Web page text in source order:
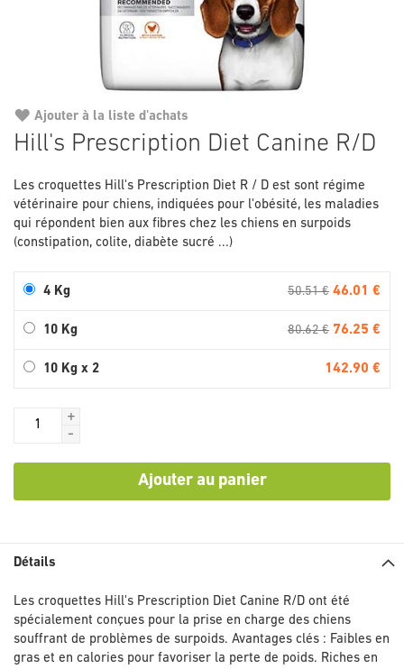
Hill's Prescription Diet Canine R/D
Les croquettes Hill's Prescription Diet R / D est sont régime
vétérinaire pour chiens, indiquées pour l'obésité, les maladies
qui répondent bien aux fibres chez les chiens en surpoids
(constipation, colite, diabète sucré ...)
4 Kg 50.51 € 46.01 €
10 Kg 80.62 € 76.25 €
10 Kg x 2 142.90 €
+
-
Ajouter au panier
Ajouter à la liste d'achats
au
de
la
Galerie
d’images
Détails
Les croquettes Hill's Prescription Diet Canine R/D ont été
spécialement conçues pour la prise en charge des chiens
souffrant de problèmes de surpoids. Avantages clés : Faibles en
gras et en calories pour favoriser la perte de poids. Riches en